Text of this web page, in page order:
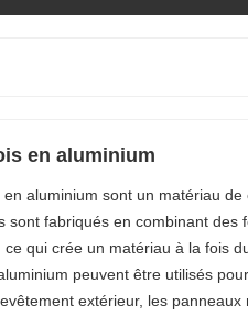
en aluminium
aluminium sont un matériau de
sont fabriqués en combinant des
qui crée un matériau à la fois
peuvent être utilisés
extérieur, les